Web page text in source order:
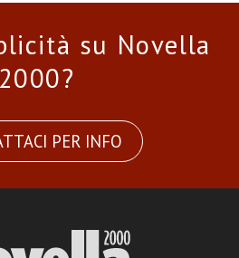
su Novella
2000?
PER INFO